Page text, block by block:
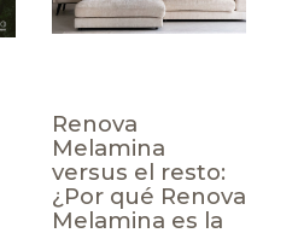
Renova
Melamina
versus el resto:
¿Por qué Renova
Melamina es la